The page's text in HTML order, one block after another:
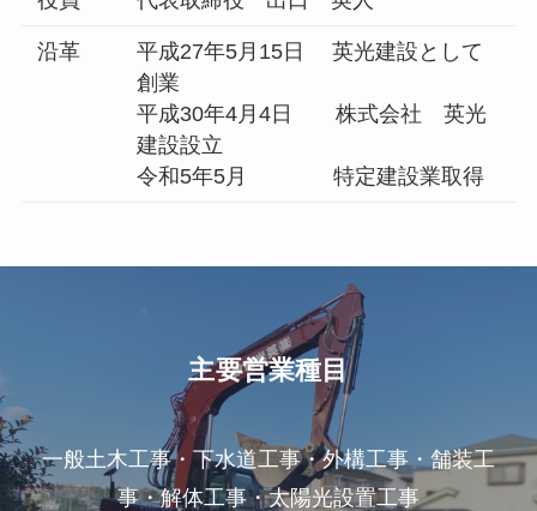
沿革
平成27年5月15日 英光建設として
創業
平成30年4月4日 株式会社 英光
建設設立
令和5年5月 特定建設業取得
主要営業種目
一般土木工事・下水道工事・外構工事 ・舗装工
事・解体工事・太陽光設置工事